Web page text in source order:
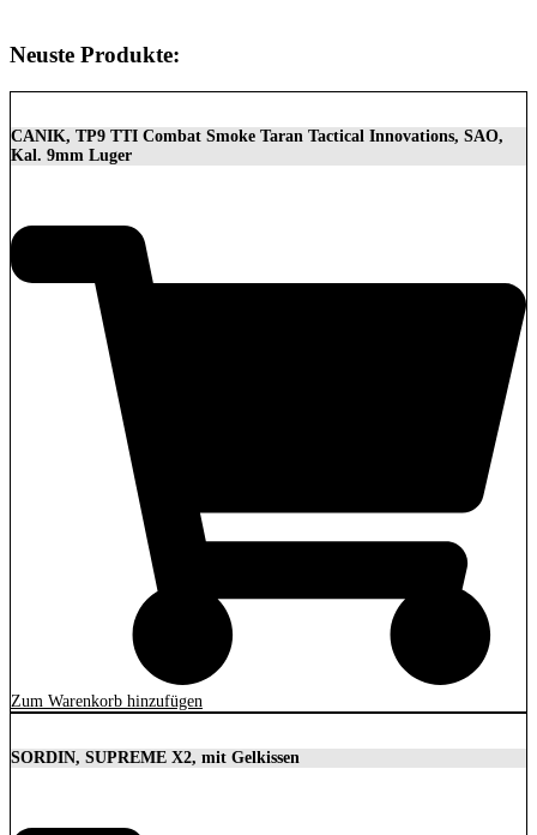
Neuste Produkte:
CANIK, TP9 TTI Combat Smoke Taran Tactical Innovations, SAO,
Kal. 9mm Luger
Zum Warenkorb hinzufügen
SORDIN, SUPREME X2, mit Gelkissen